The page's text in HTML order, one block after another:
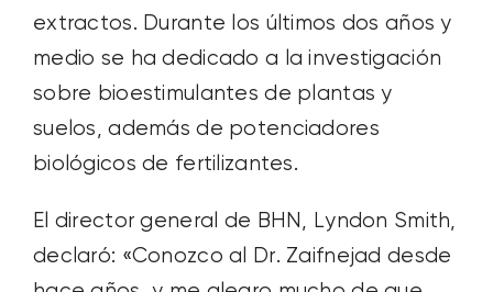
extractos. Durante los últimos dos años y
medio se ha dedicado a la investigación
sobre bioestimulantes de plantas y
suelos, además de potenciadores
biológicos de fertilizantes.
El director general de BHN, Lyndon Smith,
declaró: «Conozco al Dr. Zaifnejad desde